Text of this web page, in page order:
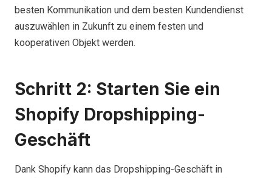
besten Kommunikation und dem besten Kundendienst
auszuwählen in Zukunft zu einem festen und
kooperativen Objekt werden.
Schritt 2: Starten Sie ein
Shopify Dropshipping-
Geschäft
Dank Shopify kann das Dropshipping-Geschäft in